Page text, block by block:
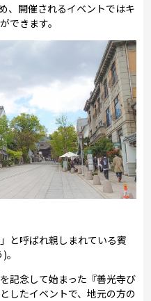
、開催されるイベントではキ
できます。
と呼ばれ親しまれている賓
記念して始まった『善光寺び
したイベントで、地元の方の